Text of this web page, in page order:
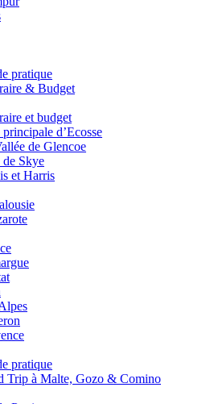
pratique
& Budget
et budget
principale d’Ecosse
de Glencoe
de Skye
et Harris
pratique
Trip à Malte, Gozo & Comino